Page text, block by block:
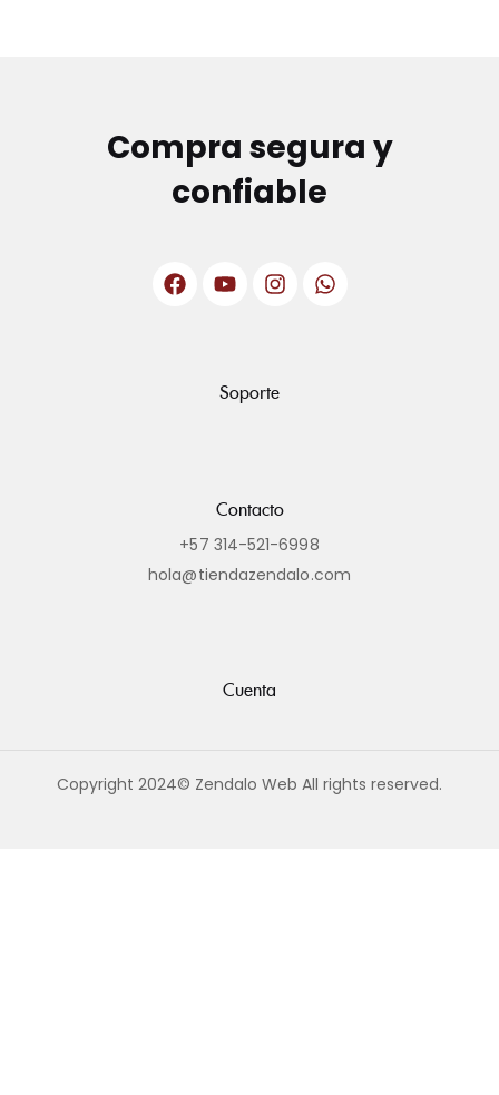
Compra segura y
confiable
Soporte
Contacto
+57 314-521-6998
hola@tiendazendalo.com
Cuenta
Copyright 2024© Zendalo Web All rights reserved.